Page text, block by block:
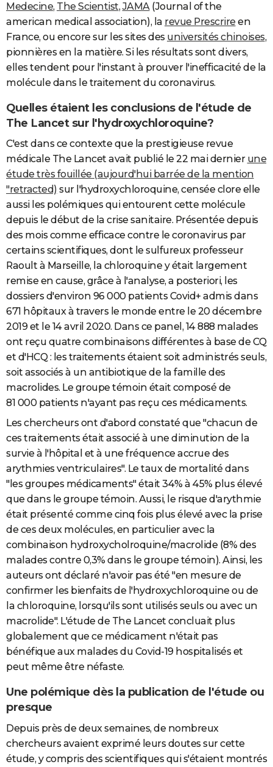
Medecine, The Scientist,JAMA(Journal of the
american medical association), la revue Prescrire en
France, ou encore sur les sites des universités chinoises,
pionnières en la matière. Si les résultats sont divers,
elles tendent pour l'instant à prouver l'inefficacité de la
molécule dans le traitement du coronavirus.
Quelles étaient les conclusions de l'étude de
The Lancet sur l'hydroxychloroquine?
C'est dans ce contexte que la prestigieuse revue
médicale The Lancet avait publié le 22 mai dernier une
étude très fouillée (aujourd'hui barrée de la mention
"retracted) sur l'hydroxychloroquine, censée clore elle
aussi les polémiques qui entourent cette molécule
depuis le début de la crise sanitaire. Présentée depuis
des mois comme efficace contre le coronavirus par
certains scientifiques, dont le sulfureux professeur
Raoult à Marseille, la chloroquine y était largement
remise en cause, grâce à l'analyse, a posteriori, les
dossiers d'environ 96 000 patients Covid+ admis dans
671 hôpitaux à travers le monde entre le 20 décembre
2019 et le 14 avril 2020. Dans ce panel, 14 888 malades
ont reçu quatre combinaisons différentes à base de CQ
et d'HCQ : les traitements étaient soit administrés seuls,
soit associés à un antibiotique de la famille des
macrolides. Le groupe témoin était composé de
81 000 patients n'ayant pas reçu ces médicaments.
Les chercheurs ont d'abord constaté que "chacun de
ces traitements était associé à une diminution de la
survie à l'hôpital et à une fréquence accrue des
arythmies ventriculaires". Le taux de mortalité dans
"les groupes médicaments" était 34% à 45% plus élevé
que dans le groupe témoin. Aussi, le risque d'arythmie
était présenté comme cinq fois plus élevé avec la prise
de ces deux molécules, en particulier avec la
combinaison hydroxycholroquine/macrolide (8% des
malades contre 0,3% dans le groupe témoin). Ainsi, les
auteurs ont déclaré n'avoir pas été "en mesure de
confirmer les bienfaits de l'hydroxychloroquine ou de
la chloroquine, lorsqu'ils sont utilisés seuls ou avec un
macrolide". L'étude de The Lancet concluait plus
globalement que ce médicament n'était pas
bénéfique aux malades du Covid-19 hospitalisés et
peut même être néfaste.
Une polémique dès la publication de l'étude ou
presque
Depuis près de deux semaines, de nombreux
chercheurs avaient exprimé leurs doutes sur cette
étude, y compris des scientifiques qui s'étaient montrés